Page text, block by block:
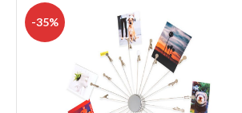
-35%